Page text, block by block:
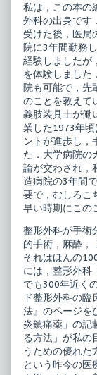
ド
整
形
外
科
の
臨
床
3
整
形
外
科
の
物
療
法・
保
存
法
published
on
ュ
ー
ス
タ
ン
ダ
ー
ド
整
形
外
科
の
臨
床
3
整
形
外
科
薬
物
療
法・
保
存
療
法,
私は，この本の
外科の出身です
受けた後，医局
院に3年間勤務
経験しましたが
を体験しました
院も可能で，先
のことを教えて
義肢装具士が働
業した1973年
ントが進歩し，
た．大学病院の
論が交わされ，
造病院の3年間
要で，むしろこ
早い時期にこの
整形外科が手術
的手術，麻酔，
それはほんの
には，整形外科
でも300年近く
ド整形外科の
法』のページを
炎鎮痛薬」の記
る方法」が私の
うための優れた
という昨今の医